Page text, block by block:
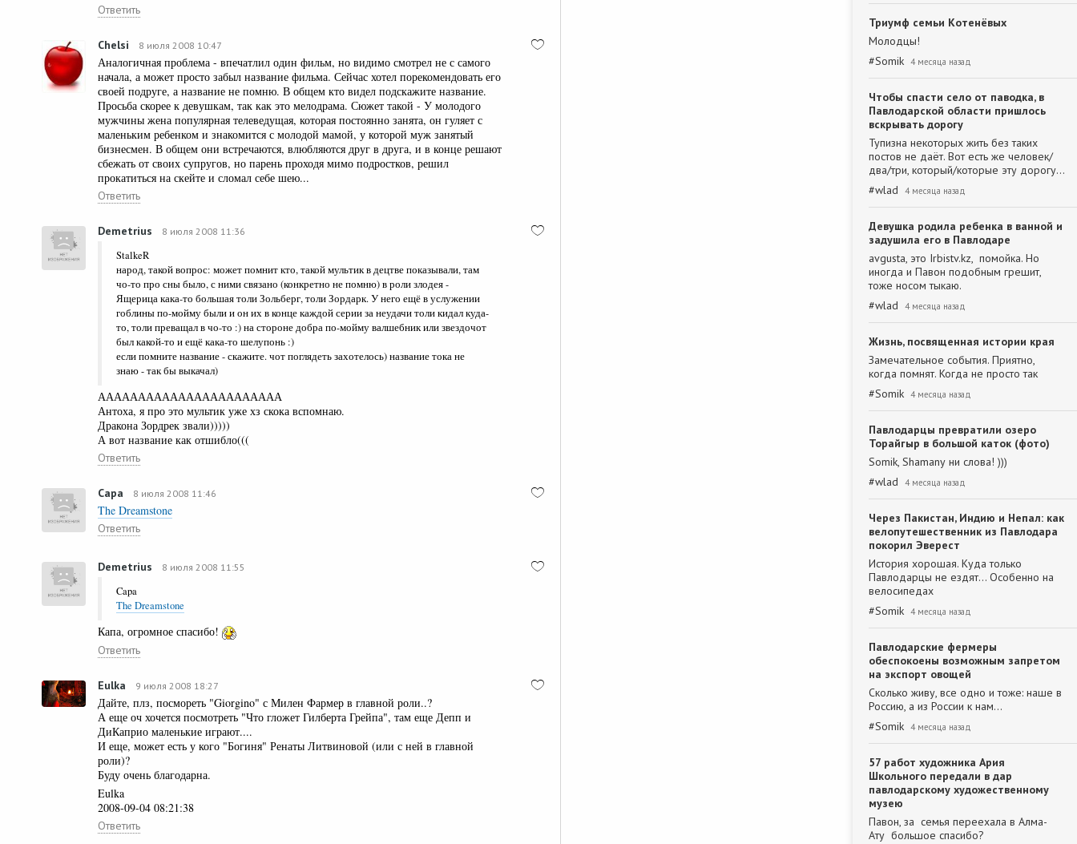
Ответить
Chelsi 8 июля 2008 10:47
Аналогичная проблема - впечатлил один фильм, но видимо смотрел не с самого
начала, а может просто забыл название фильма. Сейчас хотел порекомендовать его
своей подруге, а название не помню. В общем кто видел подскажите название.
Просьба скорее к девушкам, так как это мелодрама. Сюжет такой - У молодого
мужчины жена популярная телеведущая, которая постоянно занята, он гуляет с
маленьким ребенком и знакомится с молодой мамой, у которой муж занятый
бизнесмен. В общем они встречаются, влюбляются друг в друга, и в конце решают
сбежать от своих супругов, но парень проходя мимо подростков, решил
прокатиться на скейте и сломал себе шею...
Ответить
Demetrius 8 июля 2008 11:36
StalkeR
народ, такой вопрос: может помнит кто, такой мультик в децтве показывали, там
чо-то про сны было, с ними связано (конкретно не помню) в роли злодея -
Ящерица кака-то большая толи Зольберг, толи Зордарк. У него ещё в услужении
гоблины по-мойму были и он их в конце каждой серии за неудачи толи кидал куда-
то, толи преващал в чо-то :) на стороне добра по-мойму валшебник или звездочот
был какой-то и ещё кака-то шелупонь :)
если помните название - скажите. чот поглядеть захотелось) название тока не
знаю - так бы выкачал)
ААААААААААААААААААААААА
Антоха, я про это мультик уже хз скока вспомнаю.
Дракона Зордрек звали)))))
А вот название как отшибло(((
Ответить
Capa 8 июля 2008 11:46
The Dreamstone
Ответить
Demetrius 8 июля 2008 11:55
Capa
The Dreamstone
Капа, огромное спасибо!
Ответить
Eulka 9 июля 2008 18:27
Дайте, плз, посмореть "Giorgino" с Милен Фармер в главной роли..?
А еще оч хочется посмотреть "Что гложет Гилберта Грейпа", там еще Депп и
ДиКаприо маленькие играют....
И еще, может есть у кого "Богиня" Ренаты Литвиновой (или с ней в главной
роли)?
Буду очень благодарна.
Eulka
2008-09-04 08:21:38
Ответить
Триумф семьи Котенёвых
Молодцы!
#Somik 4 месяца назад
Чтобы спасти село от паводка, в
Павлодарской области пришлось
вскрывать дорогу
Тупизна некоторых жить без таких
постов не даёт. Вот есть же человек/
два/три, который/которые эту дорогу…
#wlad 4 месяца назад
Девушка родила ребенка в ванной и
задушила его в Павлодаре
avgusta, это Irbistv.kz, помойка. Но
иногда и Павон подобным грешит,
тоже носом тыкаю.
#wlad 4 месяца назад
Жизнь, посвященная истории края
Замечательное события. Приятно,
когда помнят. Когда не просто так
#Somik 4 месяца назад
Павлодарцы превратили озеро
Торайгыр в большой каток (фото)
Somik, Shamanу ни слова! )))
#wlad 4 месяца назад
Через Пакистан, Индию и Непал: как
велопутешественник из Павлодара
покорил Эверест
История хорошая. Куда только
Павлодарцы не ездят... Особенно на
велосипедах
#Somik 4 месяца назад
Павлодарские фермеры
обеспокоены возможным запретом
на экспорт овощей
Сколько живу, все одно и тоже: наше в
Россию, а из России к нам...
#Somik 4 месяца назад
57 работ художника Ария
Школьного передали в дар
павлодарскому художественному
музею
Павон, за семья переехала в Алма-
Ату большое спасибо?